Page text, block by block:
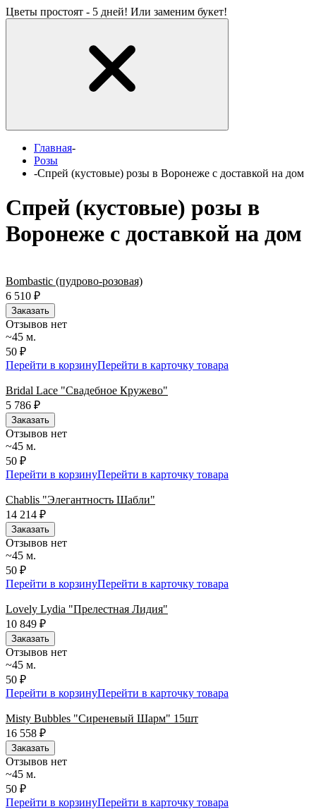
Цветы простоят - 5 дней! Или заменим букет!
Главная-
Розы
-Спрей (кустовые) розы в Воронеже с доставкой на дом
Спрей (кустовые) розы в
Воронеже с доставкой на дом
Bombastic (пудрово-розовая)
6 510 ₽
Заказать
Отзывов нет
~45 м.
50 ₽
Перейти в корзинуПерейти в карточку товара
Bridal Lace "Свадебное Кружево"
5 786 ₽
Заказать
Отзывов нет
~45 м.
50 ₽
Перейти в корзинуПерейти в карточку товара
Chablis "Элегантность Шабли"
14 214 ₽
Заказать
Отзывов нет
~45 м.
50 ₽
Перейти в корзинуПерейти в карточку товара
Lovely Lydia "Прелестная Лидия"
10 849 ₽
Заказать
Отзывов нет
~45 м.
50 ₽
Перейти в корзинуПерейти в карточку товара
Misty Bubbles "Сиреневый Шарм" 15шт
16 558 ₽
Заказать
Отзывов нет
~45 м.
50 ₽
Перейти в корзинуПерейти в карточку товара